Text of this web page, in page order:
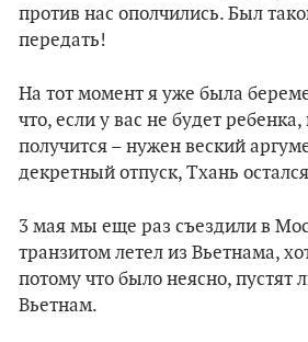
против нас ополчились. Был
передать!
На тот момент я уже была
что, если у вас не будет ребенка,
получится – нужен веский
декретный отпуск, Тхань
3 мая мы еще раз съездили в
транзитом летел из Вьетнама,
потому что было неясно, пустят
Вьетнам.